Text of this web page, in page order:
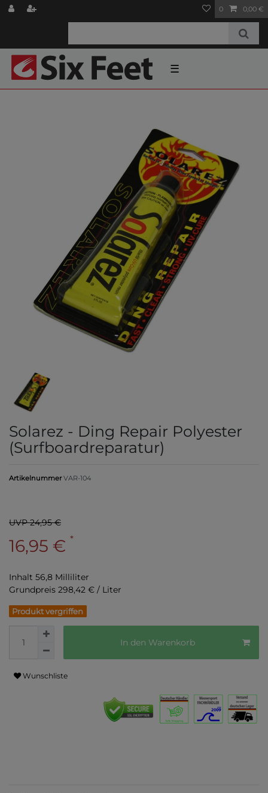
0 0,00 €
☰
Solarez - Ding Repair Polyester
(Surfboardreparatur)
ArtikelnummerVAR-104
UVP 24,95 €
16,95 € *
Inhalt 56,8 Milliliter
Grundpreis 298,42 € / Liter
Produkt vergriffen
In den Warenkorb
Wunschliste